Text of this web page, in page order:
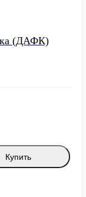
(ДАФК)
Купить